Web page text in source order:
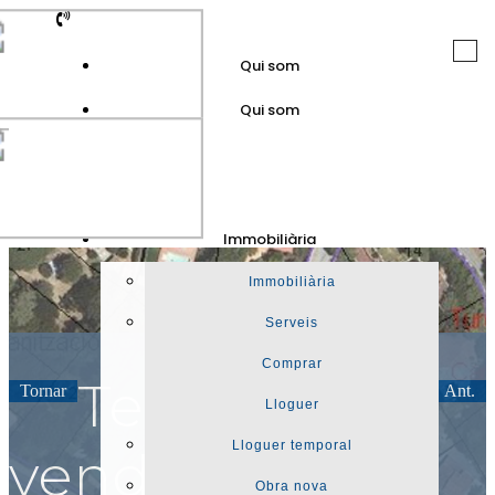
Qui som
Qui som
Immobiliària
Immobiliària
Serveis
Comprar
Lloguer
Lloguer temporal
Obra nova
Tornar Ant.
Terreny en
venda a Sant